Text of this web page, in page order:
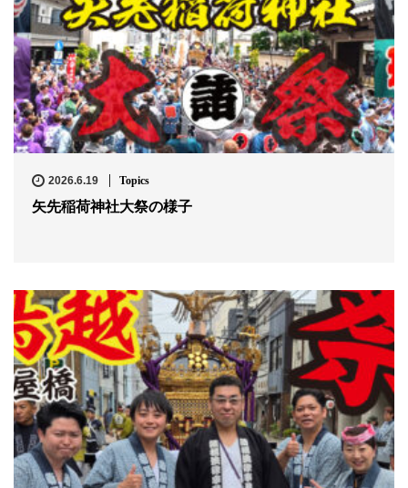
2026.6.19 Topics
矢先稲荷神社大祭の様子